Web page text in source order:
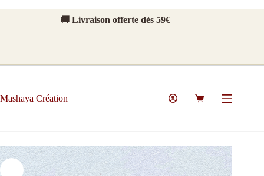
🚚 Livraison offerte dès 59€
Mashaya Création
Panier